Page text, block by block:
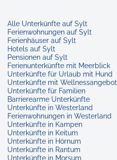
Alle Unterkünfte auf Sylt
Ferienwohnungen auf Sylt
Ferienhäuser auf Sylt
Hotels auf Sylt
Pensionen auf Sylt
Ferienunterkünfte mit Meerblick
Unterkünfte für Urlaub mit Hund
Unterkünfte mit Wellnessangebot
Unterkünfte für Familien
Barrierearme Unterkünfte
Unterkünfte in Westerland
Ferienwohnungen in Westerland
Unterkünfte in Kampen
Unterkünfte in Keitum
Unterkünfte in Hörnum
Unterkünfte in Rantum
Unterkünfte in Morsum